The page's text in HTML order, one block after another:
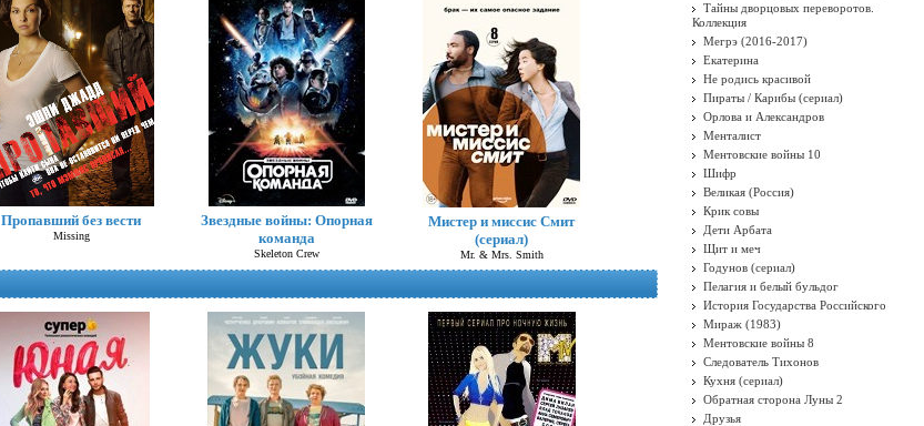
Чужая кровь (сериал)
Пропавший без вести
Missing
Звездные войны: Опорная
команда
Skeleton Crew
Мистер и миссис Смит
(сериал)
Mr. & Mrs. Smith
Тайны дворцовых переворотов.
Коллекция
Мегрэ (2016-2017)
Екатерина
Не родись красивой
Пираты / Карибы (сериал)
Орлова и Александров
Менталист
Ментовские войны 10
Шифр
Великая (Россия)
Крик совы
Дети Арбата
Щит и меч
Годунов (сериал)
Пелагия и белый бульдог
История Государства Российского
Мираж (1983)
Ментовские войны 8
Следователь Тихонов
Кухня (сериал)
Обратная сторона Луны 2
Друзья